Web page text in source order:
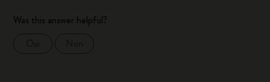
Was this answer helpful?